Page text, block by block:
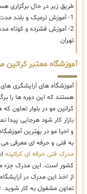
طریق زیر در حال برگزاری
1- آموزش ترمیک و بلند مدت کراتین مو در بلوار تعاون
2- آموزش فشرده و کوتاه
تهران
آموزشگاه معتبر کراتین
آموزشگاه های آرایشگری های
هستند که این دوره ها را
کراتین مو در بلوار تعاون
بازار کار شود هرجایی پیدا
و احیا مو در بهترین
به فنی و حرفه ای معرفی
مدرک فنی حرفه ای کراتینه
کشور است. این مدرک جزء
از اخذ این مدرک در
تعاون مشغول به کار شوید.